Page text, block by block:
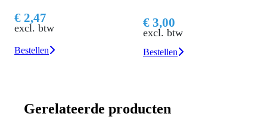
€ 2,47
excl. btw
Bestellen
€ 3,00
excl. btw
Bestellen
Gerelateerde producten